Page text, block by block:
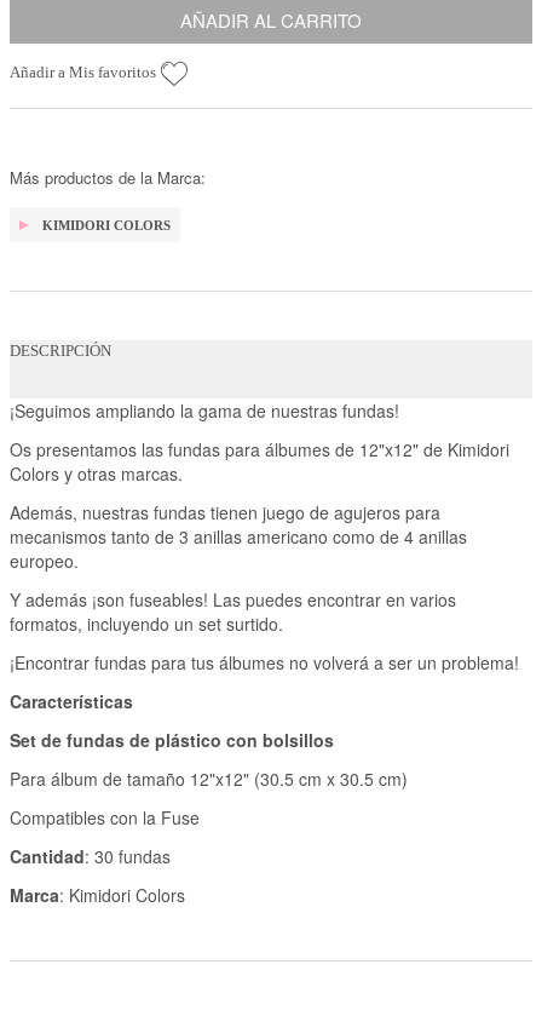
AÑADIR AL CARRITO
Añadir a Mis favoritos
Más productos de la Marca:
KIMIDORI COLORS
DESCRIPCIÓN
¡Seguimos ampliando la gama de nuestras fundas!
Os presentamos las fundas para álbumes de 12"x12" de Kimidori
Colors y otras marcas.
Además, nuestras fundas tienen juego de agujeros para
mecanismos tanto de 3 anillas americano como de 4 anillas
europeo.
Y además ¡son fuseables! Las puedes encontrar en varios
formatos, incluyendo un set surtido.
¡Encontrar fundas para tus álbumes no volverá a ser un problema!
Características
Set de fundas de plástico con bolsillos
Para álbum de tamaño 12"x12" (30.5 cm x 30.5 cm)
Compatibles con la Fuse
Cantidad: 30 fundas
Marca: Kimidori Colors